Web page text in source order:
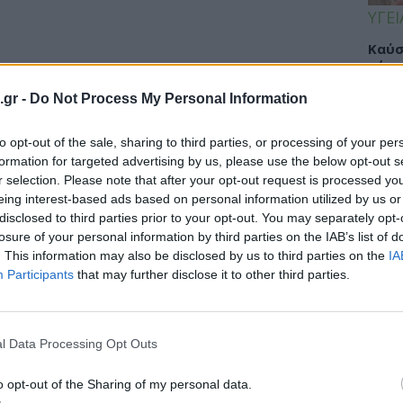
- Do Not Process My Personal Information
opt-out of the sale, sharing to third parties, or processing of your
for targeted advertising by us, please use the below opt-out
selection. Please note that after your opt-out request is processed
interest-based ads based on personal information utilized by us
to third parties prior to your opt-out. You may separately
of your personal information by third parties on the IAB’s list of
This information may also be disclosed by us to third parties on the
Participants that may further disclose it to other third parties.
Data Processing Opt Outs
opt-out of the Sharing of my personal data.
smartphones έχουν
έκπτωσης
που ασχολούνται με τηλέφωνα,
τους φόβους για...